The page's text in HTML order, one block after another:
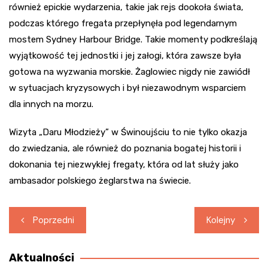
również epickie wydarzenia, takie jak rejs dookoła świata,
podczas którego fregata przepłynęła pod legendarnym
mostem Sydney Harbour Bridge. Takie momenty podkreślają
wyjątkowość tej jednostki i jej załogi, która zawsze była
gotowa na wyzwania morskie. Żaglowiec nigdy nie zawiódł
w sytuacjach kryzysowych i był niezawodnym wsparciem
dla innych na morzu.
Wizyta „Daru Młodzieży” w Świnoujściu to nie tylko okazja
do zwiedzania, ale również do poznania bogatej historii i
dokonania tej niezwykłej fregaty, która od lat służy jako
ambasador polskiego żeglarstwa na świecie.
Nawigacja
wpisu
Poprzedni Kolejny
Aktualności